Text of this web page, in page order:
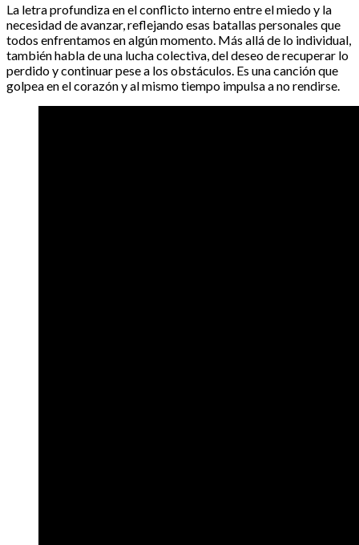
La letra profundiza en el conflicto interno entre el miedo y la
necesidad de avanzar, reflejando esas batallas personales que
todos enfrentamos en algún momento. Más allá de lo individual,
también habla de una lucha colectiva, del deseo de recuperar lo
perdido y continuar pese a los obstáculos. Es una canción que
golpea en el corazón y al mismo tiempo impulsa a no rendirse.